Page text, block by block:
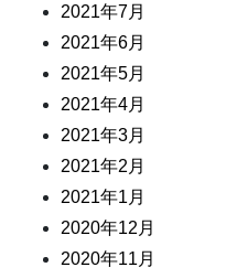
2021年7月
2021年6月
2021年5月
2021年4月
2021年3月
2021年2月
2021年1月
2020年12月
2020年11月